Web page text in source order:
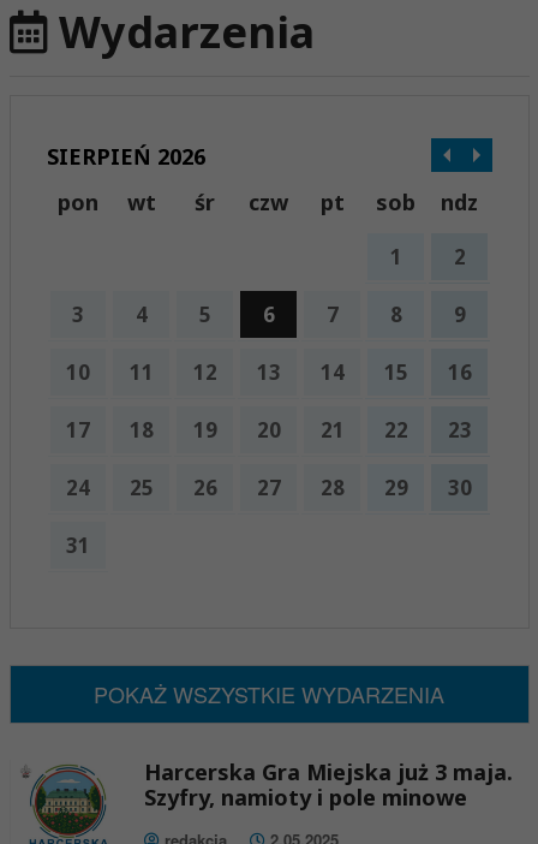
Wydarzenia
SIERPIEŃ 2026
pon
wt śr czw pt sob ndz
1 2
3 4 5 6 7 8 9
10 11 12 13 14 15 16
17 18 19 20 21 22 23
24 25 26 27 28 29 30
31
POKAŻ WSZYSTKIE WYDARZENIA
Harcerska Gra Miejska już 3 maja.
Szyfry, namioty i pole minowe
redakcja 2.05.2025